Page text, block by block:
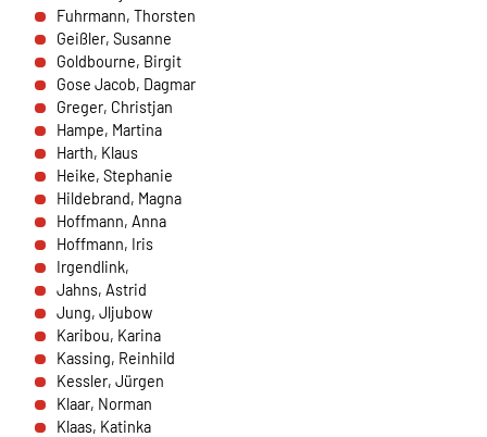
Fuhrmann, Thorsten
Geißler, Susanne
Goldbourne, Birgit
Gose Jacob, Dagmar
Greger, Christjan
Hampe, Martina
Harth, Klaus
Heike, Stephanie
Hildebrand, Magna
Hoffmann, Anna
Hoffmann, Iris
Irgendlink,
Jahns, Astrid
Jung, Jljubow
Karibou, Karina
Kassing, Reinhild
Kessler, Jürgen
Klaar, Norman
Klaas, Katinka
Cookie Laufzeit:
1 Jahr
SPENDENFORMULAR
Warum bitten wir darum für das Spendenformular
Daten übertragen zu dürfen?
Es werden Daten an HelpDirect und an Google
übertragen. Wir verwenden auf der Spendenseite
reCAPTCHA. reCAPTCHA versucht zu unterscheiden, ob
eine bestimmte Handlung im Internet von einem
Menschen oder von einem Computerprogramm bzw. Bot
vorgenommen wird. Wir verwenden reCAPTCHA
ausschließlich im Spendenformular um MIssbrauch
vorzubeugen. Da das Formular von HelpDirect zur
Verfügung gestellt wird, werden auch die Daten des
Captcha und des Formulars an HelpDirect übertragen.